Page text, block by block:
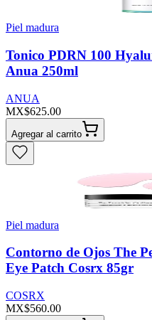
Piel madura
Tonico PDRN 100
Anua 250ml
ANUA
MX$625.00
Agregar al carrito
Piel madura
Contorno de Ojos The
Eye Patch Cosrx 85gr
COSRX
MX$560.00